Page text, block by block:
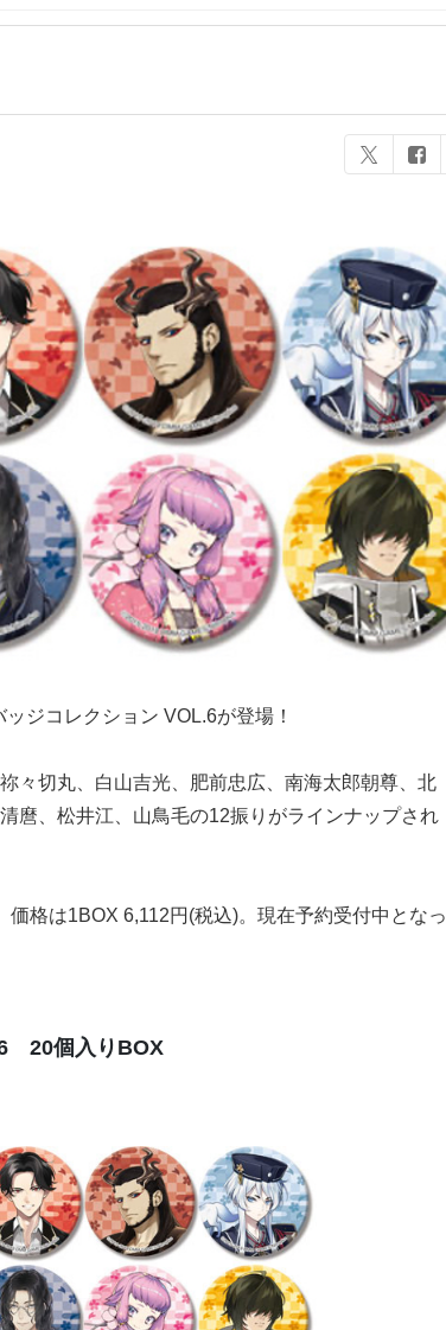
ジコレクション VOL.6が登場！
々切丸、白山吉光、肥前忠広、南海太郎朝尊、北
麿、松井江、山鳥毛の12振りがラインナップされ
格は1BOX 6,112円(税込)。現在予約受付中となっ
20個入りBOX